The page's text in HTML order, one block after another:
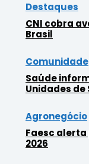
Destaques
CNI cobra
Brasil
Comunidade
Saúde
Unidades de
Agronegócio
Faesc alerta
2026